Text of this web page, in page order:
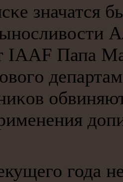
значатся
IAAF Папа
года